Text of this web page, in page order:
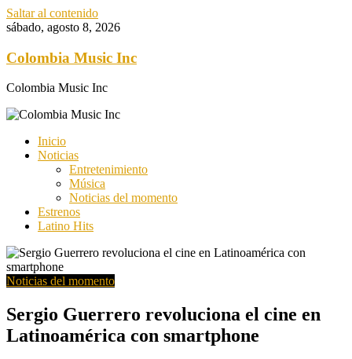
Saltar al contenido
sábado, agosto 8, 2026
Colombia Music Inc
Colombia Music Inc
Inicio
Noticias
Entretenimiento
Música
Noticias del momento
Estrenos
Latino Hits
Noticias del momento
Sergio Guerrero revoluciona el cine en
Latinoamérica con smartphone